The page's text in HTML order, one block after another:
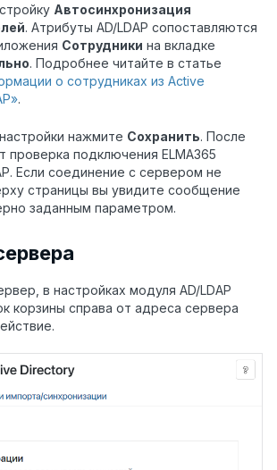
Автосинхронизация
. Атрибуты AD/LDAP сопоставляются
Сотрудники на вкладке
. Подробнее читайте в статье
о сотрудниках из Active
.
нажмите Сохранить. После
проверка подключения ELMA365
Если соединение с сервером не
страницы вы увидите сообщение
заданным параметром.
в настройках модуля AD/LDAP
корзины справа от адреса сервера